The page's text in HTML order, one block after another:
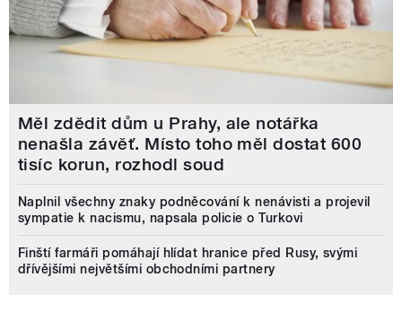
Měl zdědit dům u Prahy, ale notářka
nenašla závěť. Místo toho měl dostat 600
tisíc korun, rozhodl soud
Naplnil všechny znaky podněcování k nenávisti a projevil
sympatie k nacismu, napsala policie o Turkovi
Finští farmáři pomáhají hlídat hranice před Rusy, svými
dřívějšími největšími obchodními partnery